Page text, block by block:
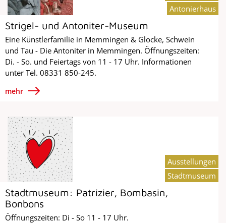
Strigel- und Antoniter-Museum
Eine Künstlerfamilie in Memmingen & Glocke, Schwein
und Tau - Die Antoniter in Memmingen. Öffnungszeiten:
Di. - So. und Feiertags von 11 - 17 Uhr. Informationen
unter Tel. 08331 850-245.
mehr
Antonierhaus
Stadtmuseum: Patrizier, Bombasin,
Bonbons
Öffnungszeiten: Di - So 11 - 17 Uhr.
Ausstellungen
Stadtmuseum